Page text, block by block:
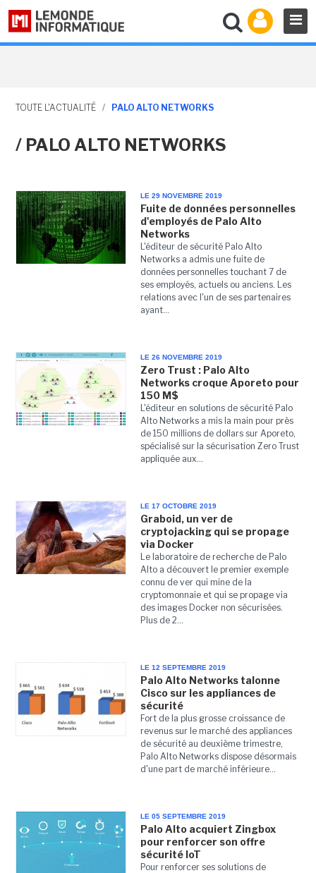
TOUTE L'ACTUALITÉ / PALO ALTO NETWORKS
/ PALO ALTO NETWORKS
LE 29 NOVEMBRE 2019
Fuite de données personnelles
d'employés de Palo Alto
Networks
L'éditeur de sécurité Palo Alto
Networks a admis une fuite de
données personnelles touchant 7 de
ses employés, actuels ou anciens. Les
relations avec l'un de ses partenaires
ayant...
LE 26 NOVEMBRE 2019
Zero Trust : Palo Alto
Networks croque Aporeto pour
150 M$
L'éditeur en solutions de sécurité Palo
Alto Networks a mis la main pour près
de 150 millions de dollars sur Aporeto,
spécialisé sur la sécurisation Zero Trust
appliquée aux...
LE 17 OCTOBRE 2019
Graboid, un ver de
cryptojacking qui se propage
via Docker
Le laboratoire de recherche de Palo
Alto a découvert le premier exemple
connu de ver qui mine de la
cryptomonnaie et qui se propage via
des images Docker non sécurisées.
Plus de 2...
LE 12 SEPTEMBRE 2019
Palo Alto Networks talonne
Cisco sur les appliances de
sécurité
Fort de la plus grosse croissance de
revenus sur le marché des appliances
de sécurité au deuxième trimestre,
Palo Alto Networks dispose désormais
d'une part de marché inférieure...
LE 05 SEPTEMBRE 2019
Palo Alto acquiert Zingbox
pour renforcer son offre
sécurité IoT
Pour renforcer ses solutions de